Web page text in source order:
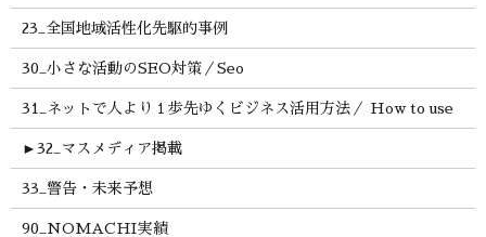
23_全国地域活性化先駆的事例
30_小さな活動のSEO対策／Seo
31_ネットで人より１歩先ゆくビジネス活用方法／ How to use
► 32_マスメディア掲載
33_警告・未来予想
90_NOMACHI実績